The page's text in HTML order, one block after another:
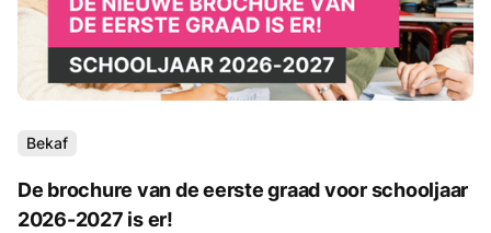
Bekaf
De brochure van de eerste graad voor schooljaar
2026-2027 is er!